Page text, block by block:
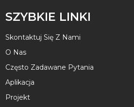
SZYBKIE LINKI
Skontaktuj Się Z Nami
O Nas
Często Zadawane Pytania
Aplikacja
Projekt